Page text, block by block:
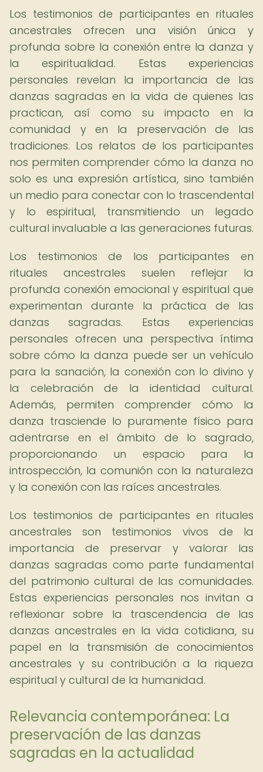
Los testimonios de participantes en rituales
ancestrales ofrecen una visión única y
profunda sobre la conexión entre la danza y
la espiritualidad. Estas experiencias
personales revelan la importancia de las
danzas sagradas en la vida de quienes las
practican, así como su impacto en la
comunidad y en la preservación de las
tradiciones. Los relatos de los participantes
nos permiten comprender cómo la danza no
solo es una expresión artística, sino también
un medio para conectar con lo trascendental
y lo espiritual, transmitiendo un legado
cultural invaluable a las generaciones futuras.
Los testimonios de los participantes en
rituales ancestrales suelen reflejar la
profunda conexión emocional y espiritual que
experimentan durante la práctica de las
danzas sagradas. Estas experiencias
personales ofrecen una perspectiva íntima
sobre cómo la danza puede ser un vehículo
para la sanación, la conexión con lo divino y
la celebración de la identidad cultural.
Además, permiten comprender cómo la
danza trasciende lo puramente físico para
adentrarse en el ámbito de lo sagrado,
proporcionando un espacio para la
introspección, la comunión con la naturaleza
y la conexión con las raíces ancestrales.
Los testimonios de participantes en rituales
ancestrales son testimonios vivos de la
importancia de preservar y valorar las
danzas sagradas como parte fundamental
del patrimonio cultural de las comunidades.
Estas experiencias personales nos invitan a
reflexionar sobre la trascendencia de las
danzas ancestrales en la vida cotidiana, su
papel en la transmisión de conocimientos
ancestrales y su contribución a la riqueza
espiritual y cultural de la humanidad.
Relevancia contemporánea: La
preservación de las danzas
sagradas en la actualidad